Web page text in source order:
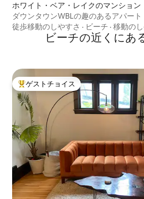
ホワイト・ベア・レイクのマンション
ト
ダウンタウンWBLの趣のあるアパート
徒歩移動のしやすさ · ビーチ · 移動の
ビーチの近くにあ
大好評のゲストチョイスです。
ゲストチョイス